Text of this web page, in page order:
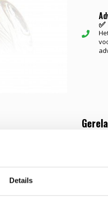
Details
✅
De
heeft een
vanuit ons magazijn